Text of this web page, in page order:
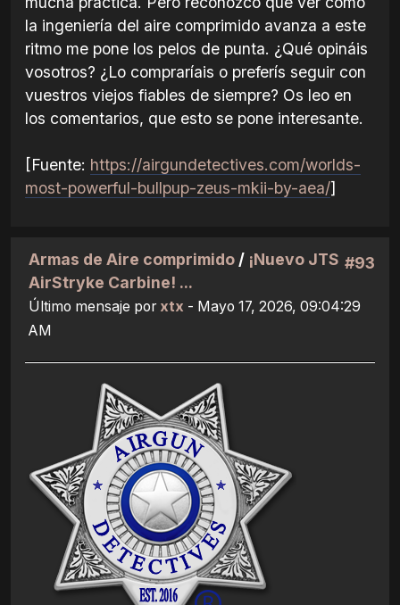
la ingeniería del aire comprimido avanza a este
ritmo me pone los pelos de punta. ¿Qué opináis
vosotros? ¿Lo compraríais o preferís seguir con
vuestros viejos fiables de siempre? Os leo en
los comentarios, que esto se pone interesante.
[Fuente: https://airgundetectives.com/worlds-
most-powerful-bullpup-zeus-mkii-by-aea/]
#93
Armas de Aire comprimido / ¡Nuevo JTS
AirStryke Carbine! ...
Último mensaje por xtx - Mayo 17, 2026, 09:04:29
AM